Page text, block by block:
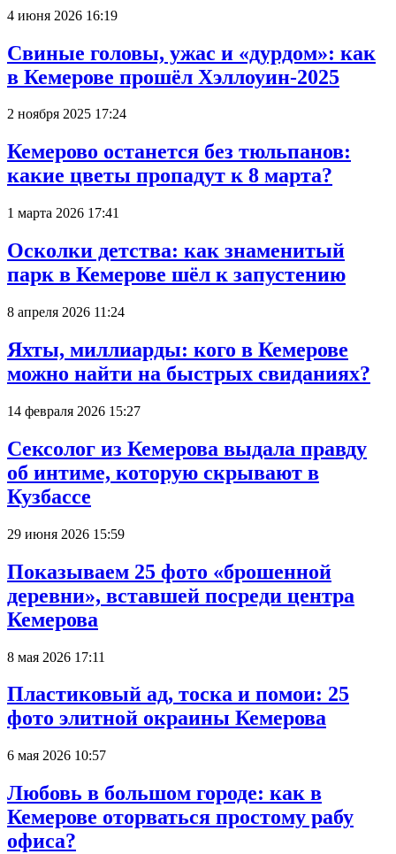
4 июня 2026 16:19
Свиные головы, ужас и «дурдом»: как
в Кемерове прошёл Хэллоуин-2025
2 ноября 2025 17:24
Кемерово останется без тюльпанов:
какие цветы пропадут к 8 марта?
1 марта 2026 17:41
Осколки детства: как знаменитый
парк в Кемерове шёл к запустению
8 апреля 2026 11:24
Яхты, миллиарды: кого в Кемерове
можно найти на быстрых свиданиях?
14 февраля 2026 15:27
Сексолог из Кемерова выдала правду
об интиме, которую скрывают в
Кузбассе
29 июня 2026 15:59
Показываем 25 фото «брошенной
деревни», вставшей посреди центра
Кемерова
8 мая 2026 17:11
Пластиковый ад, тоска и помои: 25
фото элитной окраины Кемерова
6 мая 2026 10:57
Любовь в большом городе: как в
Кемерове оторваться простому рабу
офиса?